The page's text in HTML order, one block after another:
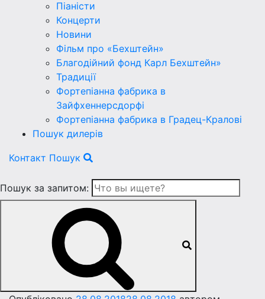
Піаністи
Концерти
Новини
Фільм про «Бехштейн»
Благодійний фонд Карл Бехштейн»
Традиції
Фортепіанна фабрика в
Зайфхеннерсдорфi
Фортепіанна фабрика в Градец-Краловi
Пошук дилерів
Контакт Пошук
Пошук за запитом: